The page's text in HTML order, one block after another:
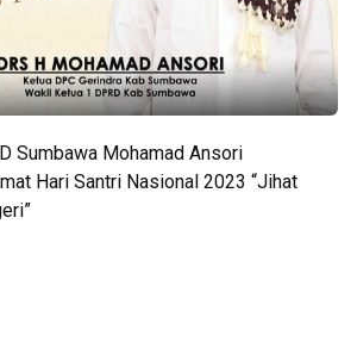
Sumbawa Mohamad Ansori
Hari Santri Nasional 2023 “Jihat